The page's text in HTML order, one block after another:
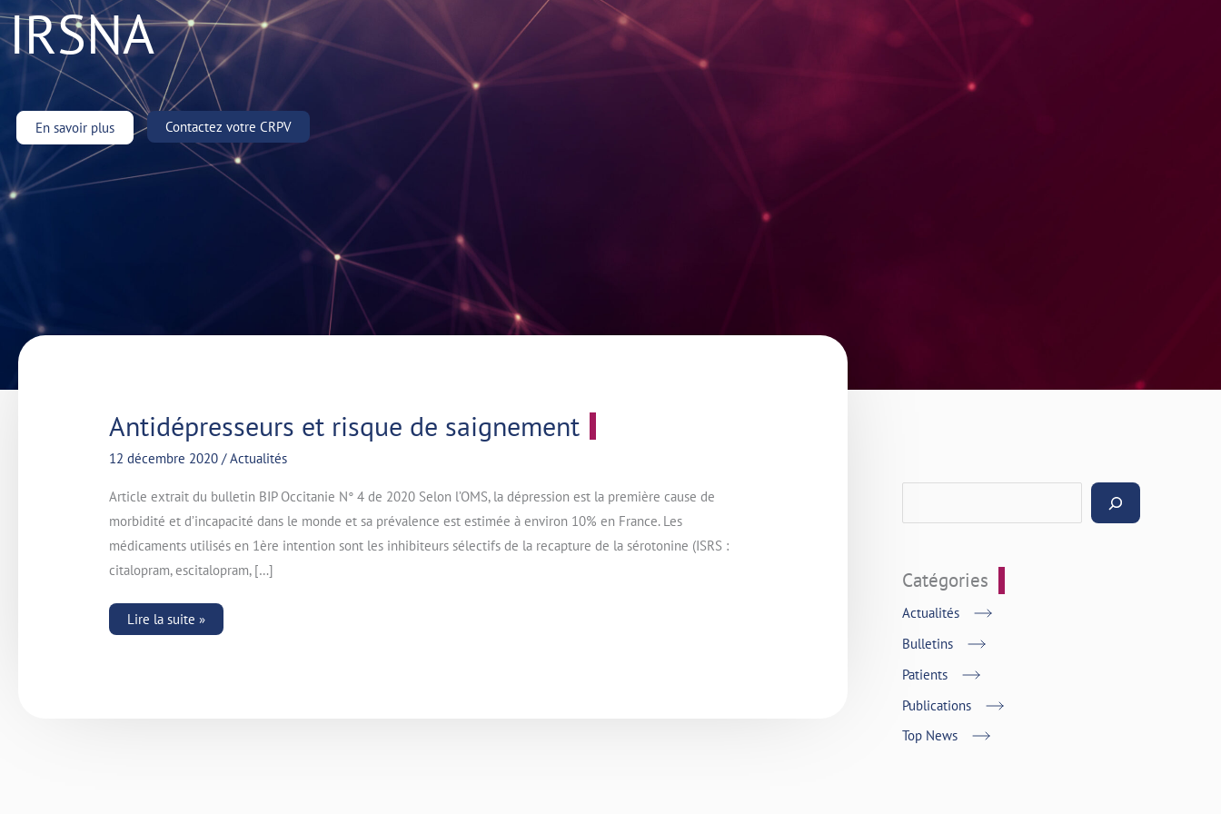
IRSNA
En savoir plus Contactez votre CRPV
Antidépresseurs et risque de saignement
12 décembre 2020 /Actualités
Article extrait du bulletin BIP Occitanie N° 4 de 2020 Selon l’OMS, la dépression est la première cause de
morbidité et d’incapacité dans le monde et sa prévalence est estimée à environ 10% en France. Les
médicaments utilisés en 1ère intention sont les inhibiteurs sélectifs de la recapture de la sérotonine (ISRS :
citalopram, escitalopram, […]
Antidépresseurs
et
risque
de
saignement
Lire la suite »
Catégories
Actualités
Bulletins
Patients
Publications
Top News